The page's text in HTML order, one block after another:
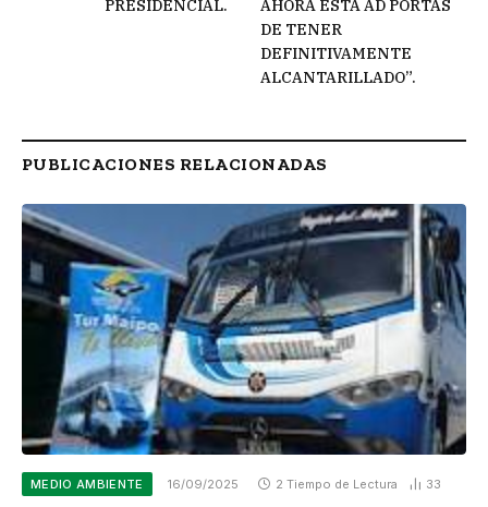
PRESIDENCIAL.
AHORA ESTÁ AD PORTAS
DE TENER
DEFINITIVAMENTE
ALCANTARILLADO”.
PUBLICACIONES RELACIONADAS
MEDIO AMBIENTE 16/09/2025 2 Tiempo de Lectura 33